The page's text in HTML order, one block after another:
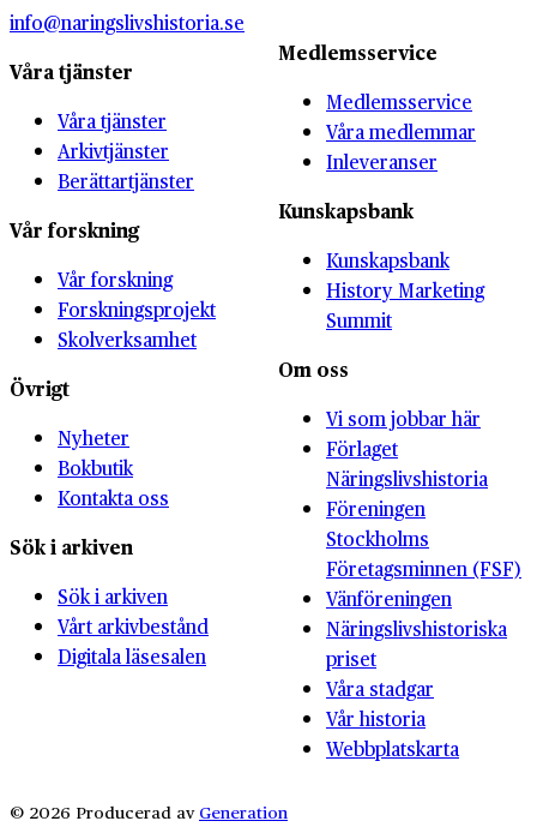
info@naringslivshistoria.se
Våra tjänster
Våra tjänster
Arkivtjänster
Berättartjänster
Vår forskning
Vår forskning
Forskningsprojekt
Skolverksamhet
Övrigt
Nyheter
Bokbutik
Kontakta oss
Sök i arkiven
Sök i arkiven
Vårt arkivbestånd
Digitala läsesalen
Medlemsservice
Medlemsservice
Våra medlemmar
Inleveranser
Kunskapsbank
Kunskapsbank
History Marketing
Summit
Om oss
Vi som jobbar här
Förlaget
Näringslivshistoria
Föreningen
Stockholms
Företagsminnen (FSF)
Vänföreningen
Näringslivshistoriska
priset
Våra stadgar
Vår historia
Webbplatskarta
© 2026 Producerad av Generation